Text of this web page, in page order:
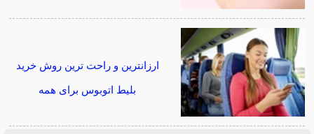
ارزانترین و راحت ترین روش خرید
بلیط اتوبوس برای همه